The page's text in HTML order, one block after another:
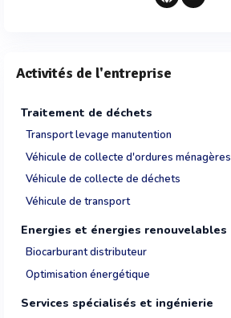
Activités de l'entreprise
Traitement de déchets
Transport levage manutention
Véhicule de collecte d'ordures ménagères
Véhicule de collecte de déchets
Véhicule de transport
Energies et énergies renouvelables
Biocarburant distributeur
Optimisation énergétique
Services spécialisés et ingénierie